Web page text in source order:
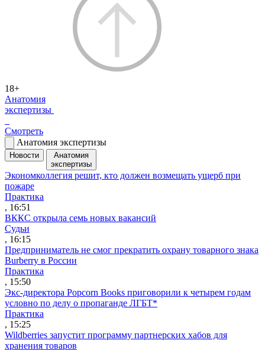
18+
Анатомия
экспертизы
Смотреть
Анатомия экспертизы
Новости
Анатомия
экспертизы
Экономколлегия решит, кто должен возмещать ущерб при
пожаре
Практика
, 16:51
ВККС открыла семь новых вакансий
Судьи
, 16:15
Предприниматель не смог прекратить охрану товарного знака
Burberry в России
Практика
, 15:50
Экс-директора Popcorn Books приговорили к четырем годам
условно по делу о пропаганде ЛГБТ*
Практика
, 15:25
Wildberries запустит программу партнерских хабов для
хранения товаров